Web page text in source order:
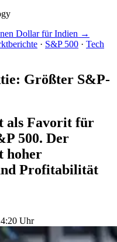
Dollar für Indien →
· S&P 500 · Tech
Größter S&P-
als Favorit für
500. Der
hoher
Profitabilität
Uhr